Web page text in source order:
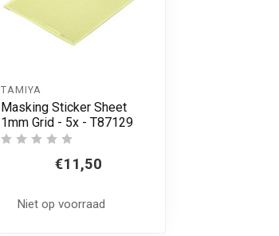
TAMIYA
Masking Sticker Sheet
1mm Grid - 5x - T87129
€11,50
Niet op voorraad